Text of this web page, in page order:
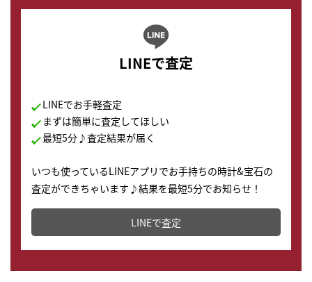
LINEで査定
LINEでお手軽査定
まずは簡単に査定してほしい
最短5分♪査定結果が届く
いつも使っているLINEアプリでお手持ちの時計&宝石の
査定ができちゃいます♪結果を最短5分でお知らせ！
どこからでもすぐに査定金額を知ることが出来ます。
LINEで査定